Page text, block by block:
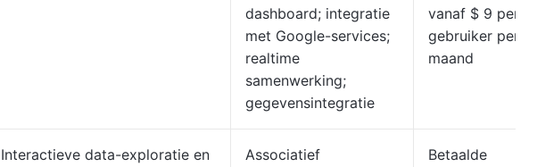
dashboard; integratie
met Google-services;
realtime
samenwerking;
gegevensintegratie
vanaf $ 9 per
gebruiker per
maand
Interactieve data-exploratie en
Associatief
Betaalde